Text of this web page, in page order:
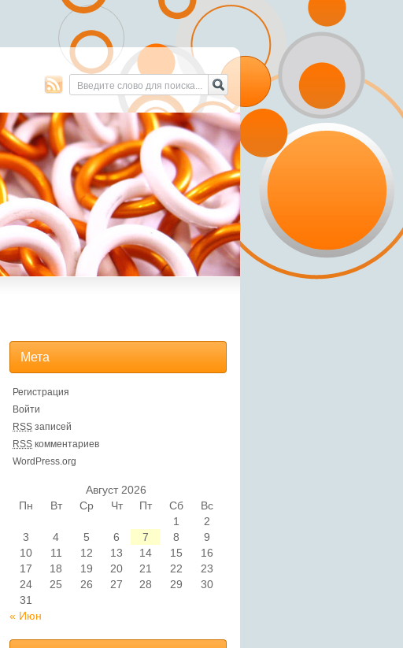
Мета
Регистрация
Войти
RSS записей
RSS комментариев
WordPress.org
Август 2026
Пн
Вт Ср Чт Пт Сб Вс
« Июн
1
2
3
4 5 6 7 8
9
10
11 12 13 14 15
16
17
18 19 20 21 22
23
24
25 26 27 28 29
30
31